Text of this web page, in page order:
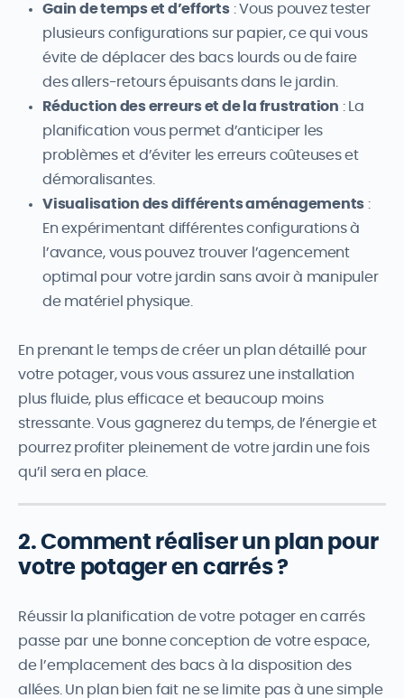
Gain de temps et d’efforts: Vous pouvez tester
plusieurs configurations sur papier, ce qui vous
évite de déplacer des bacs lourds ou de faire
des allers-retours épuisants dans le jardin.
Réduction des erreurs et de la frustration : La
planification vous permet d’anticiper les
problèmes et d’éviter les erreurs coûteuses et
démoralisantes.
Visualisation des différents aménagements :
En expérimentant différentes configurations à
l’avance, vous pouvez trouver l’agencement
optimal pour votre jardin sans avoir à manipuler
de matériel physique.
En prenant le temps de créer un plan détaillé pour
votre potager, vous vous assurez une installation
plus fluide, plus efficace et beaucoup moins
stressante. Vous gagnerez du temps, de l’énergie et
pourrez profiter pleinement de votre jardin une fois
qu’il sera en place.
2. Comment réaliser un plan pour
votre potager en carrés ?
Réussir la planification de votre potager en carrés
passe par une bonne conception de votre espace,
de l’emplacement des bacs à la disposition des
allées. Un plan bien fait ne se limite pas à une simple